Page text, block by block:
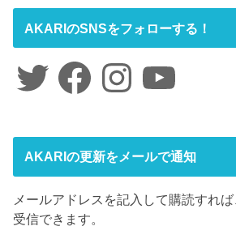
AKARIのSNSをフォローする！
Twitter FacebookInstagramYouTube
AKARIの更新をメールで通知
メールアドレスを記入して購読すれ
受信できます。